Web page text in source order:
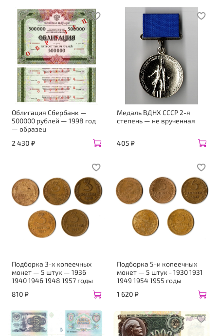
Облигация Сбербанк —
500000 рублей — 1998 год
— образец
2 430 ₽
Медаль ВДНХ СССР 2-я
степень — не врученная
405 ₽
Подборка 3-х копеечных
монет — 5 штук — 1936
1940 1946 1948 1957 годы
810 ₽
Подборка 5-и копеечных
монет — 5 штук - 1930 1931
1949 1954 1955 годы
1 620 ₽